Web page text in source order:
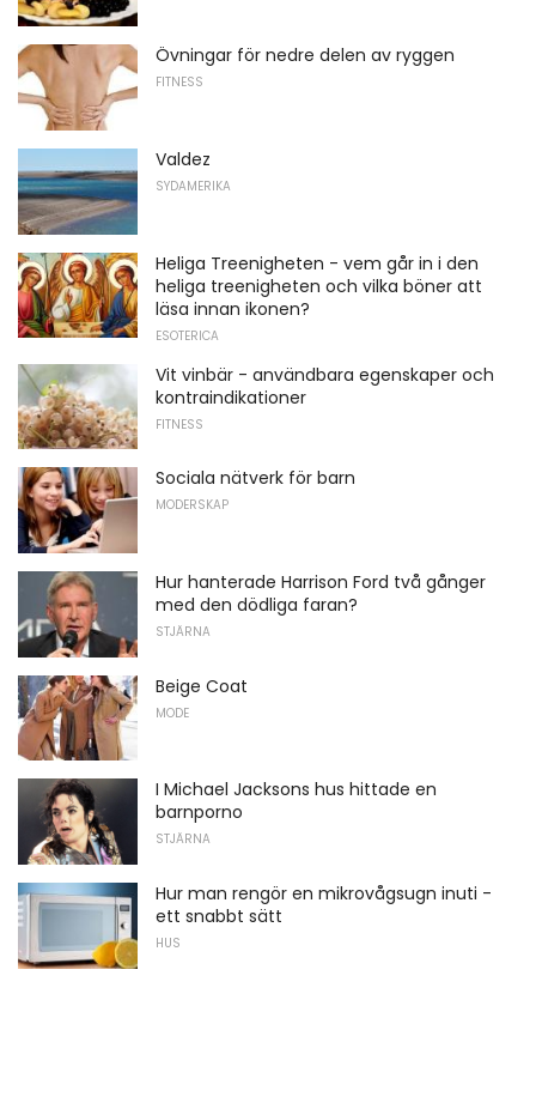
Övningar för nedre delen av ryggen
FITNESS
Valdez
SYDAMERIKA
Heliga Treenigheten - vem går in i den
heliga treenigheten och vilka böner att
läsa innan ikonen?
ESOTERICA
Vit vinbär - användbara egenskaper och
kontraindikationer
FITNESS
Sociala nätverk för barn
MODERSKAP
Hur hanterade Harrison Ford två gånger
med den dödliga faran?
STJÄRNA
Beige Coat
MODE
I Michael Jacksons hus hittade en
barnporno
STJÄRNA
Hur man rengör en mikrovågsugn inuti -
ett snabbt sätt
HUS